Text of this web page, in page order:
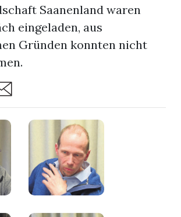
Saanenland waren
eingeladen, aus
Gründen konnten nicht